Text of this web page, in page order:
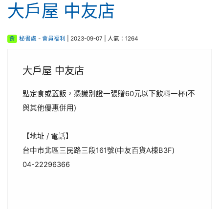
大戶屋 中友店
食 秘書處 - 會員福利 | 2023-09-07 | 人氣：1264
大戶屋 中友店
點定食或蓋飯，憑識別證一張贈60元以下飲料一杯(不
與其他優惠併用)
【地址 / 電話】
台中市北區三民路三段161號(中友百貨A棟B3F)
04-22296366